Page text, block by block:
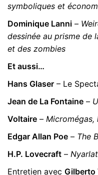
symboliques et
Dominique Lanni –
dessinée au prisme de
et des zombies
Et aussi…
Hans Glaser – Le
Jean de La Fontaine –
Voltaire –
Edgar Allan Poe – The
H.P. Lovecraft –
Entretien avec Gilberto